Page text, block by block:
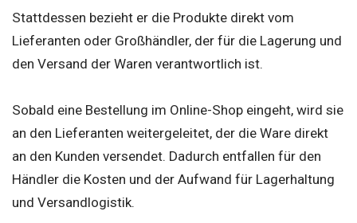
Stattdessen bezieht er die Produkte direkt vom
Lieferanten oder Großhändler, der für die Lagerung und
den Versand der Waren verantwortlich ist.
Sobald eine Bestellung im Online-Shop eingeht, wird sie
an den Lieferanten weitergeleitet, der die Ware direkt
an den Kunden versendet. Dadurch entfallen für den
Händler die Kosten und der Aufwand für Lagerhaltung
und Versandlogistik.